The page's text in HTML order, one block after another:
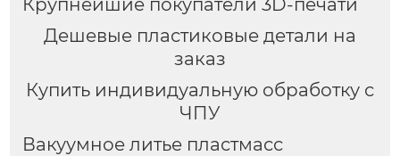
Крупнейшие покупатели 3D-печати
Дешевые пластиковые детали на
заказ
Купить индивидуальную обработку с
ЧПУ
Вакуумное литье пластмасс